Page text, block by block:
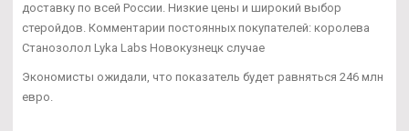
доставку по всей России. Низкие цены и широкий выбор
стеройдов. Комментарии постоянных покупателей: королева
Станозолол Lyka Labs Новокузнецк случае
Экономисты ожидали, что показатель будет равняться 246 млн
евро.